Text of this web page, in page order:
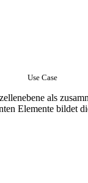
Use Case
als
Elemente